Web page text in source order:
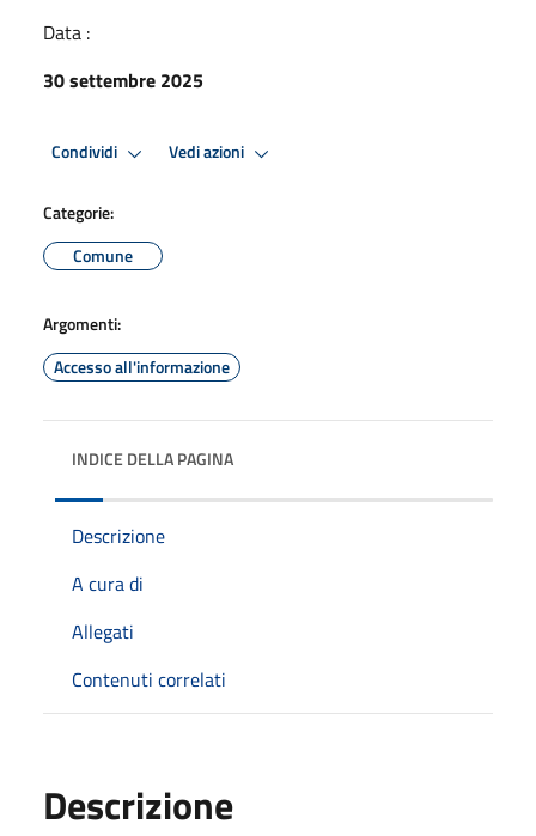
Data :
30 settembre 2025
Condividi Vedi azioni
Categorie:
Comune
Argomenti:
Accesso all'informazione
INDICE DELLA PAGINA
Descrizione
A cura di
Allegati
Contenuti correlati
Descrizione